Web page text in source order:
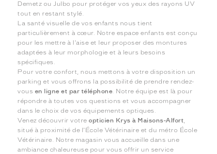
Demetz ou Julbo pour protéger vos yeux des rayons UV
tout en restant stylé.
La santé visuelle de vos enfants nous tient
particulièrement à cœur. Notre espace enfants est conçu
pour les mettre à l'aise et leur proposer des montures
adaptées à leur morphologie et à leurs besoins
spécifiques.
Pour votre confort, nous mettons à votre disposition un
parking et vous offrons la possibilité de prendre rendez-
vous en ligne et par téléphone. Notre équipe est là pour
répondre à toutes vos questions et vous accompagner
dans le choix de vos équipements optiques.
Venez découvrir votreopticien Krys à Maisons-Alfort,
situé à proximité de l'École Vétérinaire et du métro École
Vétérinaire. Notre magasin vous accueille dans une
ambiance chaleureuse pour vous offrir un service